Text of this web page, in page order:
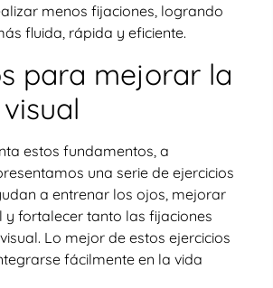
menos fijaciones, logrando
fluida, rápida y eficiente.
para mejorar la
estos fundamentos, a
una serie de ejercicios
a entrenar los ojos, mejorar
y fortalecer tanto las fijaciones
Lo mejor de estos ejercicios
fácilmente en la vida